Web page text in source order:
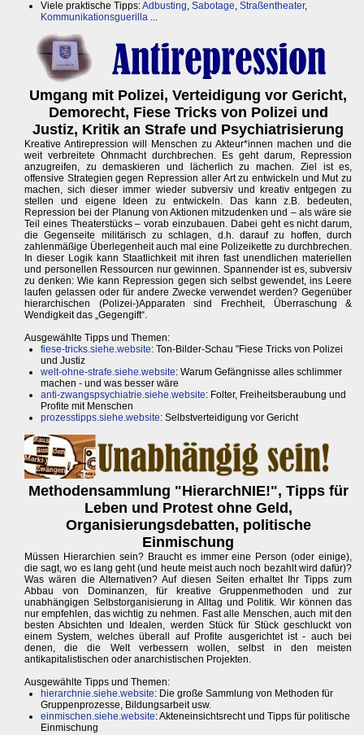
Viele praktische Tipps:Adbusting, Sabotage, Straßentheater,
Kommunikationsguerilla ...
Umgang mit Polizei, Verteidigung vor Gericht,
Demorecht, Fiese Tricks von Polizei und
Justiz, Kritik an Strafe und Psychiatrisierung
Kreative Antirepression will Menschen zu Akteur*innen machen und die
weit verbreitete Ohnmacht durchbrechen. Es geht darum, Repression
anzugreifen, zu demaskieren und lächerlich zu machen. Ziel ist es,
offensive Strategien gegen Repression aller Art zu entwickeln und Mut zu
machen, sich dieser immer wieder subversiv und kreativ entgegen zu
stellen und eigene Ideen zu entwickeln. Das kann z.B. bedeuten,
Repression bei der Planung von Aktionen mitzudenken und – als wäre sie
Teil eines Theaterstücks – vorab einzubauen. Dabei geht es nicht darum,
die Gegenseite militärisch zu schlagen, d.h. darauf zu hoffen, durch
zahlenmäßige Überlegenheit auch mal eine Polizeikette zu durchbrechen.
In dieser Logik kann Staatlichkeit mit ihren fast unendlichen materiellen
und personellen Ressourcen nur gewinnen. Spannender ist es, subversiv
zu denken: Wie kann Repression gegen sich selbst gewendet, ins Leere
laufen gelassen oder für andere Zwecke verwendet werden? Gegenüber
hierarchischen (Polizei-)Apparaten sind Frechheit, Überraschung &
Wendigkeit das „Gegengift“.
Ausgewählte Tipps und Themen:
fiese-tricks.siehe.website: Ton-Bilder-Schau "Fiese Tricks von Polizei
und Justiz
welt-ohne-strafe.siehe.website: Warum Gefängnisse alles schlimmer
machen - und was besser wäre
anti-zwangspsychiatrie.siehe.website: Folter, Freiheitsberaubung und
Profite mit Menschen
prozesstipps.siehe.website: Selbstverteidigung vor Gericht
Methodensammlung "HierarchNIE!", Tipps für
Leben und Protest ohne Geld,
Organisierungsdebatten, politische
Einmischung
Müssen Hierarchien sein? Braucht es immer eine Person (oder einige),
die sagt, wo es lang geht (und heute meist auch noch bezahlt wird dafür)?
Was wären die Alternativen? Auf diesen Seiten erhaltet Ihr Tipps zum
Abbau von Dominanzen, für kreative Gruppenmethoden und zur
unabhängigen Selbstorganisierung in Alltag und Politik. Wir können das
nur empfehlen, das wichtig zu nehmen. Fast alle Menschen, auch mit den
besten Absichten und Idealen, werden Stück für Stück geschluckt von
einem System, welches überall auf Profite ausgerichtet ist - auch bei
denen, die die Welt verbessern wollen, selbst in den meisten
antikapitalistischen oder anarchistischen Projekten.
Ausgewählte Tipps und Themen:
hierarchnie.siehe.website: Die große Sammlung von Methoden für
Gruppenprozesse, Bildungsarbeit usw.
einmischen.siehe.website: Akteneinsichtsrecht und Tipps für politische
Einmischung